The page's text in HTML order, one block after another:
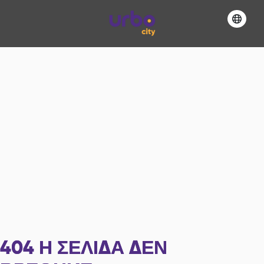
404 Η ΣΕΛΊΔΑ ΔΕΝ